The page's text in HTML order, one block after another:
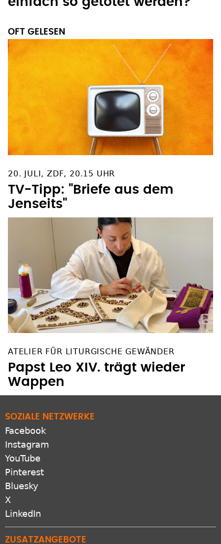
TV-Tipp: "Briefe aus dem
Jenseits"
Papst Leo XIV. trägt wieder
Wappen
Facebook
Instagram
YouTube
Pinterest
Bluesky
X
LinkedIn